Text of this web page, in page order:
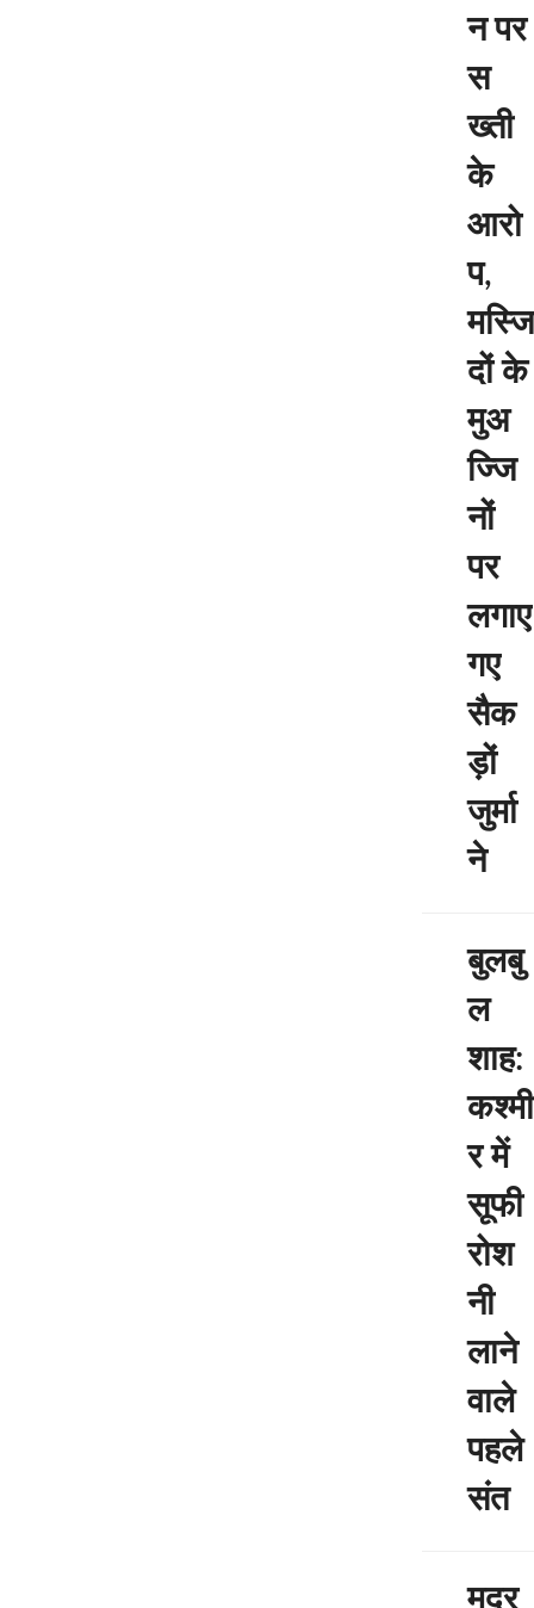
न पर
स
ख्ती
के
आरो
प,
मस्जि
दों के
मुअ
ज्जि
नों
पर
लगाए
गए
सैक
ड़ों
जुर्मा
ने
बुलबु
ल
शाह:
कश्मी
र में
सूफी
रोश
नी
लाने
वाले
पहले
संत
मदर